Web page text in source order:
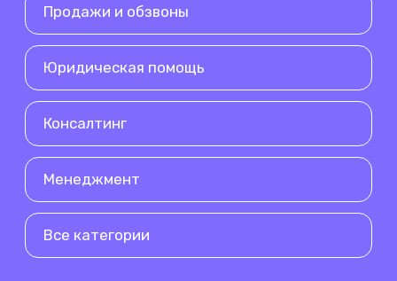
Продажи и обзвоны
Юридическая помощь
Консалтинг
Менеджмент
Все категории